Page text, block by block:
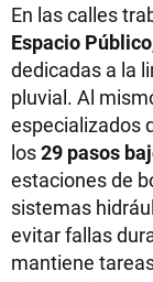
En las calles
Espacio Público
dedicadas a la
pluvial. Al
especializados
los29 pasos
estaciones de
sistemas
evitar fallas
mantiene